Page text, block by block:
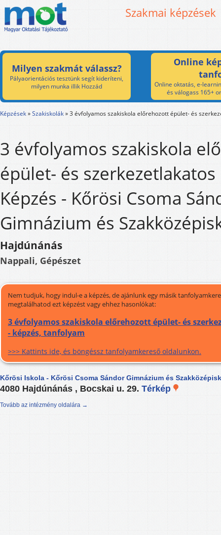
Szakmai képzések
Milyen szakmát válassz?
Pályaorientációs tesztünk segít kideríteni,
milyen munka illik Hozzád
Online
Online oktatás, e-
és válogass 165+
Képzések»Szakiskolák»3 évfolyamos szakiskola előrehozott épület- és
3 évfolyamos szakiskola
épület- és szerkezetlakatos
Képzés - Kőrösi Csoma
Gimnázium és
Hajdúnánás
Nappali, Gépészet
Nem tudjuk, hogy indul-e a képzés, de ajánlunk egy másik
megtalálhatod ezt képzést vagy ehhez hasonlókat:
3 évfolyamos szakiskola előrehozott épület- és
- képzés, tanfolyam
>>> Kattints ide, és böngéssz tanfolyamkereső oldalunkon.
Kőrösi Iskola - Kőrösi Csoma Sándor Gimnázium és
4080 Hajdúnánás , Bocskai u. 29. Térkép
Tovább az intézmény oldalára →